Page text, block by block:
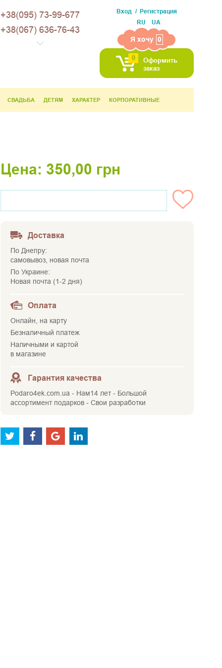
+38(095) 73-99-677
+38(067) 636-76-43
Вход
Регистрация
RU
UA
Я хочу 0
0
Оформить
заказ
СВАДЬБА ДЕТЯМ ХАРАКТЕР КОРПОРАТИВНЫЕ
Цена: 350,00 грн
Доставка
По Днепру:
самовывоз, новая почта
По Украине:
Новая почта (1-2 дня)
Оплата
Онлайн, на карту
Безналичный платеж
Наличными и картой
в магазине
Гарантия качества
Podaro4ek.com.ua - Нам14 лет - Большой
ассортимент подарков - Свои разработки